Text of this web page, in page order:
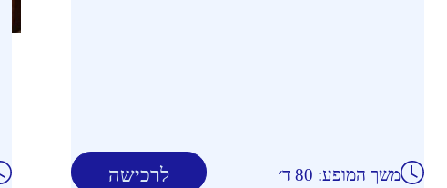
לרכישה משך המופע: 80 ד׳